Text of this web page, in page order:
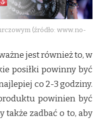
(źródło: www.no-
jest również to, w
posiłki powinny być
co 2-3 godziny.
powinien być
także zadbać o to, aby